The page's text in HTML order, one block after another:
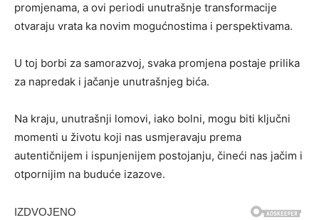
promjenama, a ovi periodi unutrašnje transformacije
otvaraju vrata ka novim mogućnostima i perspektivama.
U toj borbi za samorazvoj, svaka promjena postaje prilika
za napredak i jačanje unutrašnjeg bića.
Na kraju, unutrašnji lomovi, iako bolni, mogu biti ključni
momenti u životu koji nas usmjeravaju prema
autentičnijem i ispunjenijem postojanju, čineći nas jačim i
otpornijim na buduće izazove.